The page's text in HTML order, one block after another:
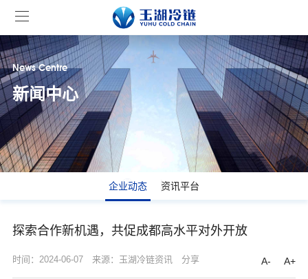
News Centre
新闻中心
企业动态 资讯平台
探索合作新机遇，共促成都高水平对外开放
时间：2024-06-07 来源：玉湖冷链资讯 分享 A- A+